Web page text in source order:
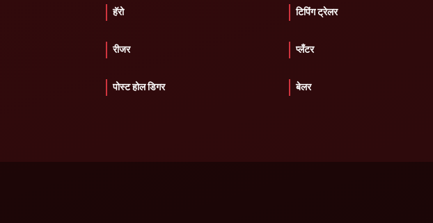
हॅरो टिपिंग ट्रेलर
रीजर प्लँटर
पोस्ट होल डिगर बेलर